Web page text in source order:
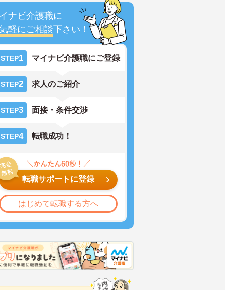
ナビ介護職に
軽にご相談下さい！
STEP1 マイナビ介護職にご登録
STEP2 求人のご紹介
STEP3 面接・条件交渉
STEP4 転職成功！
転職サポートに登録
はじめて転職する方へ